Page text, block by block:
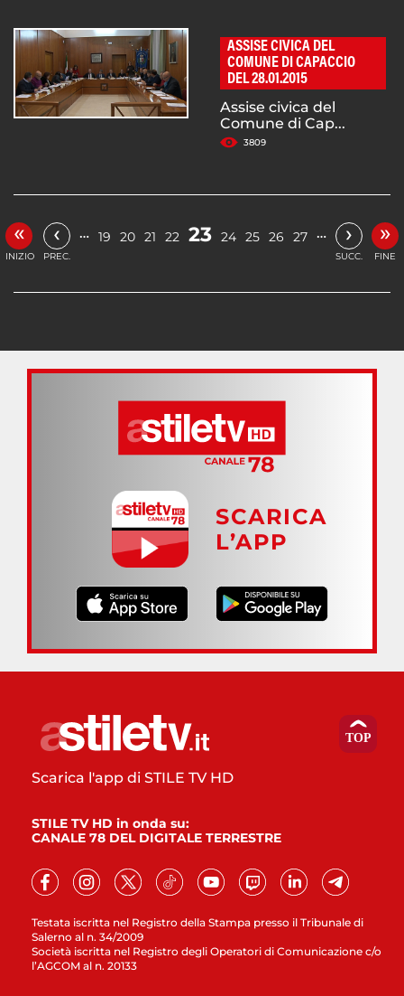
ASSISE CIVICA DEL
COMUNE DI CAPACCIO
DEL 28.01.2015
Assise civica del
Comune di Cap...
3809
«
INIZIO
‹
PREC.
… 19 20 21 22 23 24 25 26 27 … ›
SUCC.
»
FINE
SCARICA
L’APP
Testata iscritta nel Registro della Stampa presso il Tribunale di
Salerno al n. 34/2009
Società iscritta nel Registro degli Operatori di Comunicazione c/o
l’AGCOM al n. 20133
Scarica l'app di STILE TV HD
STILE TV HD in onda su:
CANALE 78 DEL DIGITALE TERRESTRE